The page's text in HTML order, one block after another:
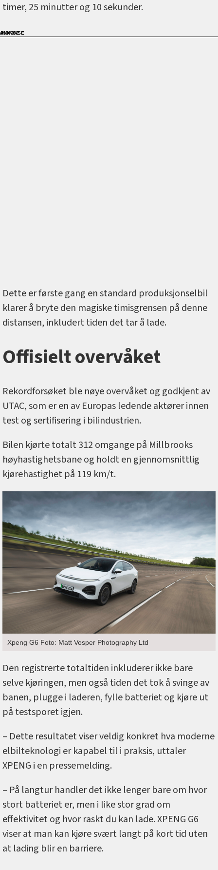
timer, 25 minutter og 10 sekunder.
Dette er første gang en standard produksjonselbil
klarer å bryte den magiske timisgrensen på denne
distansen, inkludert tiden det tar å lade.
Offisielt overvåket
Rekordforsøket ble nøye overvåket og godkjent av
UTAC, som er en av Europas ledende aktører innen
test og sertifisering i bilindustrien.
Bilen kjørte totalt 312 omgange på Millbrooks
høyhastighetsbane og holdt en gjennomsnittlig
kjørehastighet på 119 km/t.
Xpeng G6 Foto: Matt Vosper Photography Ltd
Den registrerte totaltiden inkluderer ikke bare
selve kjøringen, men også tiden det tok å svinge av
banen, plugge i laderen, fylle batteriet og kjøre ut
på testsporet igjen.
– Dette resultatet viser veldig konkret hva moderne
elbilteknologi er kapabel til i praksis, uttaler
XPENG i en pressemelding.
– På langtur handler det ikke lenger bare om hvor
stort batteriet er, men i like stor grad om
effektivitet og hvor raskt du kan lade. XPENG G6
viser at man kan kjøre svært langt på kort tid uten
at lading blir en barriere.